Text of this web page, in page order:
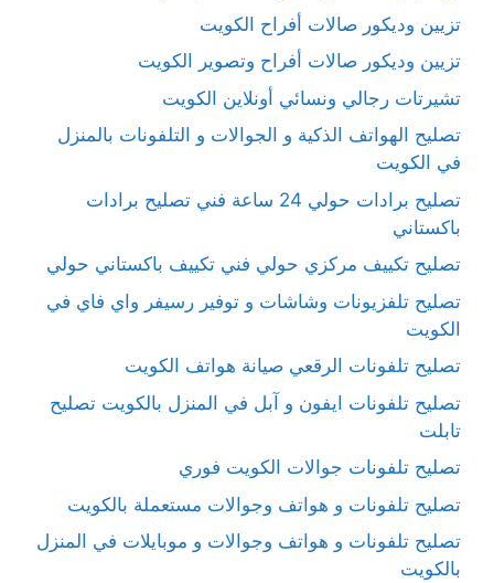
تزيين وديكور صالات أفراح الكويت
تزيين وديكور صالات أفراح وتصوير الكويت
تشيرتات رجالي ونسائي أونلاين الكويت
تصليح الهواتف الذكية و الجوالات و التلفونات بالمنزل
في الكويت
تصليح برادات حولي 24 ساعة فني تصليح برادات
باكستاني
تصليح تكييف مركزي حولي فني تكييف باكستاني حولي
تصليح تلفزيونات وشاشات و توفير رسيفر واي فاي في
الكويت
تصليح تلفونات الرقعي صيانة هواتف الكويت
تصليح تلفونات ايفون و آبل في المنزل بالكويت تصليح
تابلت
تصليح تلفونات جوالات الكويت فوري
تصليح تلفونات و هواتف وجوالات مستعملة بالكويت
تصليح تلفونات و هواتف وجوالات و موبايلات في المنزل
بالكويت